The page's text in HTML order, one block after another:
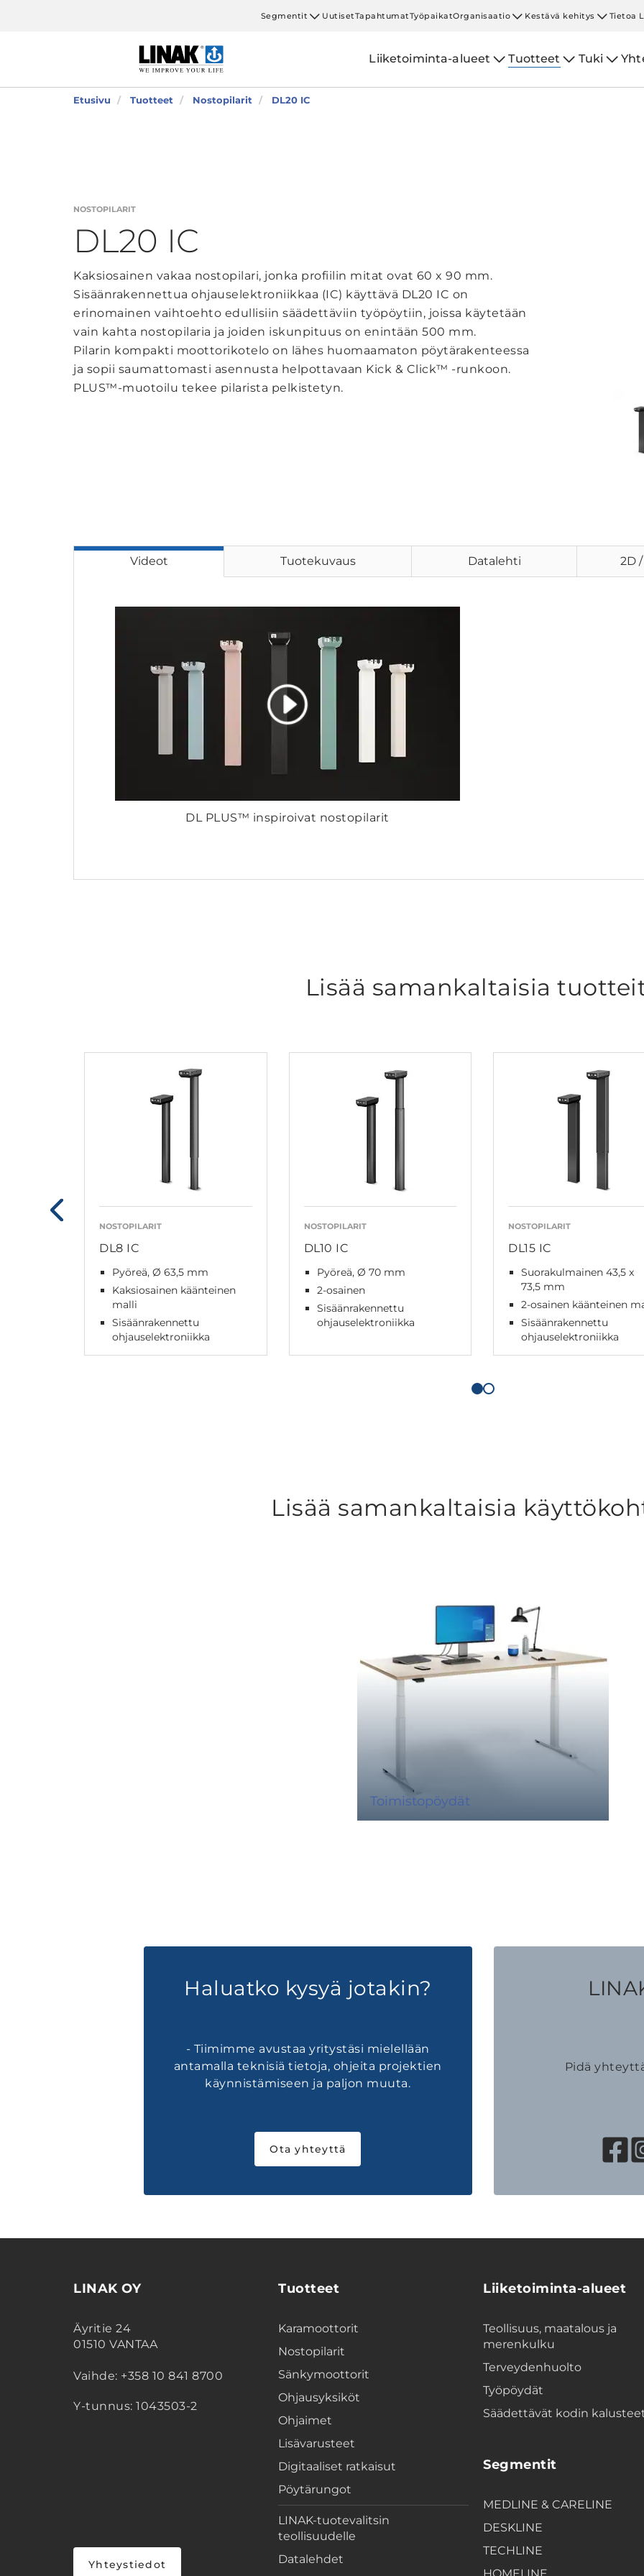
Segmentit UutisetTapahtumatTyöpaikatOrganisaatio Kestävä kehitys Tietoa
Liiketoiminta-alueet Tuotteet Tuki
Etusivu Tuotteet Nostopilarit DL20 IC
NOSTOPILARIT
DL20 IC
Kaksiosainen vakaa nostopilari, jonka profiilin mitat ovat 60 x 90 mm.
Sisäänrakennettua ohjauselektroniikkaa (IC) käyttävä DL20 IC on
erinomainen vaihtoehto edullisiin säädettäviin työpöytiin, joissa käytetään
vain kahta nostopilaria ja joiden iskunpituus on enintään 500 mm.
Pilarin kompakti moottorikotelo on lähes huomaamaton pöytärakenteessa
ja sopii saumattomasti asennusta helpottavaan Kick & Click™ -runkoon.
PLUS™-muotoilu tekee pilarista pelkistetyn.
Videot Tuotekuvaus Datalehti 2D
DL PLUS™ inspiroivat nostopilarit
Lisää samankaltaisia
NOSTOPILARIT
DL8 IC
Pyöreä, Ø 63,5 mm
Kaksiosainen käänteinen
malli
Sisäänrakennettu
ohjauselektroniikka
NOSTOPILARIT
DL10 IC
Pyöreä, Ø 70 mm
2-osainen
Sisäänrakennettu
ohjauselektroniikka
NOSTOPILARIT
DL15 IC
Suorakulmainen 43,5 x
73,5 mm
2-osainen käänteinen
Sisäänrakennettu
ohjauselektroniikka
Lisää samankaltaisia
Toimistopöydät
Haluatko kysyä jotakin?
- Tiimimme avustaa yritystäsi mielellään
antamalla teknisiä tietoja, ohjeita projektien
käynnistämiseen ja paljon muuta.
Ota yhteyttä
Pidä
LINAK OY
Äyritie 24
01510 VANTAA
Vaihde: +358 10 841 8700
Y-tunnus: 1043503-2
Yhteystiedot
Tuotteet
Karamoottorit
Nostopilarit
Sänkymoottorit
Ohjausyksiköt
Ohjaimet
Lisävarusteet
Digitaaliset ratkaisut
Pöytärungot
LINAK-tuotevalitsin
teollisuudelle
Datalehdet
Liiketoiminta-alueet
Teollisuus, maatalous ja
merenkulku
Terveydenhuolto
Työpöydät
Säädettävät kodin
Segmentit
MEDLINE & CARELINE
DESKLINE
TECHLINE
HOMELINE